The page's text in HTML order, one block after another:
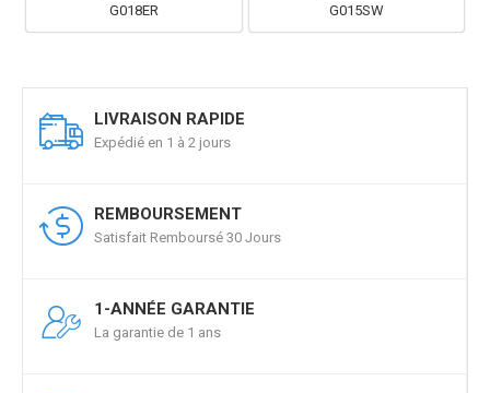
G018ER
G015SW
LIVRAISON RAPIDE
Expédié en 1 à 2 jours
REMBOURSEMENT
Satisfait Remboursé 30 Jours
1-ANNÉE GARANTIE
La garantie de 1 ans